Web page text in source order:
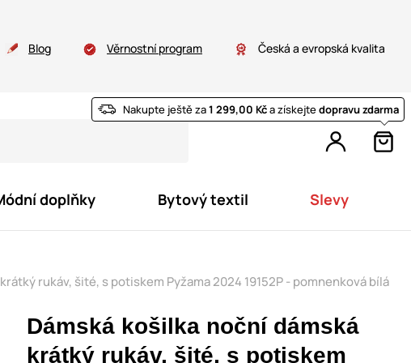
Blog Věrnostní program
Česká a evropská kvalita
Nakupte ještě za1 299,00 Kča získejtedopravu zdarma
doplňky Bytový textil Slevy
rukáv, šité, s potiskem Pyžama 2024 19152P - pomnenková bílá
Dámská košilka noční dámská
krátký rukáv, šité, s potiskem